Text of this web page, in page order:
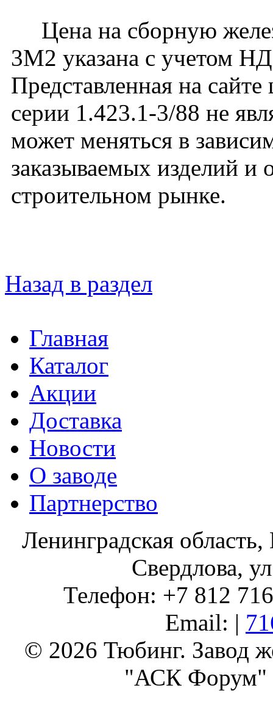
Цена на сборную
3М2 указана с учетом
Представленная на
серии 1.423.1-3/88 не
может меняться в
заказываемых изделий и
строительном рынке.
Назад в раздел
Главная
Каталог
Акции
Доставка
Новости
О заводе
Партнерство
Ленинградская
Свердлова,
Телефон: +7 812
Email: |
© 2026 Тюбинг. Завод
"АСК Форум"